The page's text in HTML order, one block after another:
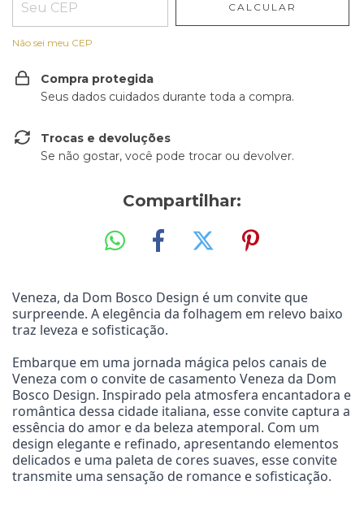
CALCULAR
Não sei meu CEP
Compra protegida
Seus dados cuidados durante toda a compra.
Trocas e devoluções
Se não gostar, você pode trocar ou devolver.
Compartilhar:
Veneza, da Dom Bosco Design é um convite que
surpreende. A elegência da folhagem em relevo baixo
traz leveza e sofisticação.
Embarque em uma jornada mágica pelos canais de
Veneza com o convite de casamento Veneza da Dom
Bosco Design. Inspirado pela atmosfera encantadora e
romântica dessa cidade italiana, esse convite captura a
essência do amor e da beleza atemporal. Com um
design elegante e refinado, apresentando elementos
delicados e uma paleta de cores suaves, esse convite
transmite uma sensação de romance e sofisticação.